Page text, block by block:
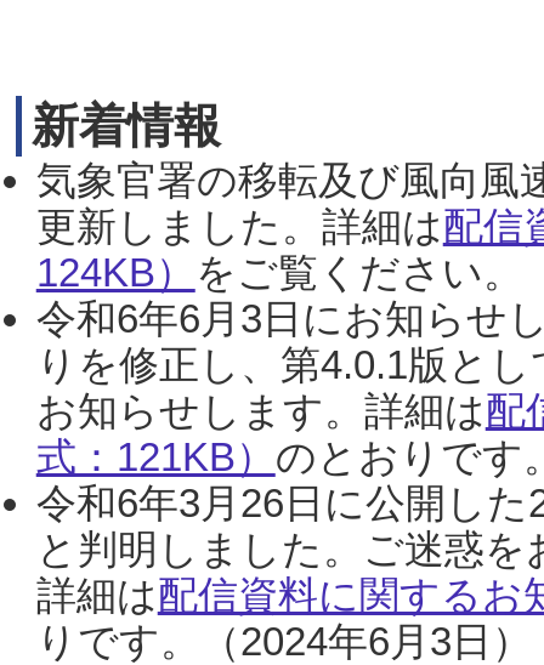
新着情報
気象官署の移転及び風向風
更新しました。詳細は配信
124KB） をご覧ください。
令和6年6月3日にお知らせ
りを修正し、第4.0.1版と
お知らせします。詳細は配
式：121KB） のとおりです
令和6年3月26日に公開し
と判明しました。ご迷惑
詳細は配信資料に関するお
りです。（2024年6月3日）